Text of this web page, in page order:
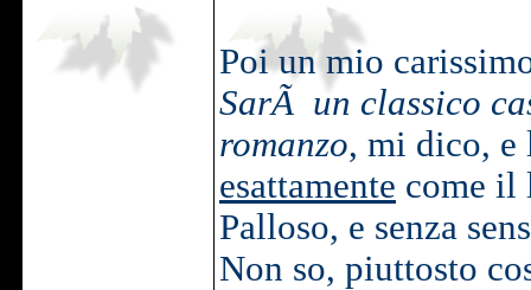
Poi un mio
SarÃ un classico
romanzo, mi dico,
esattamente come
Palloso, e senza
Non so, piuttosto